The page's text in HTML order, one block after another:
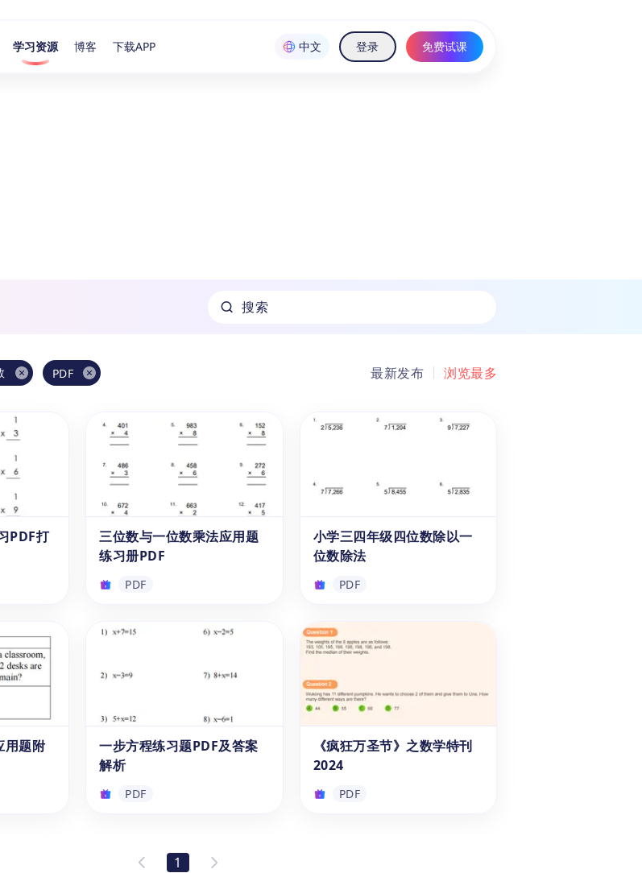
学习资源 博客 下载APP 中文 登录 免费试课
搜索
PDF 最新发布 浏览最多
PDF打
习题包
适合刚开
，便于学
果。该
在家练
法技
三位数与一位数乘法应用题
练习册PDF
PDF
三位数与一位数乘法应用题
点击即可免费下载PDF格式的乘
含多种类型的实际应用题，紧密
结合日常生活场景，旨在帮助学
生提高数学运算能力和实践技
能。
PDF
小学三四年级四位数除以一
位数除法
PDF
小学三四年级四位数除以一
位数除法
习册包含多道选择题和长除法练
习题，旨在提升学生处理较大数
时，学生也能巩固乘法技巧。练
习册提供了带答案的习题和不带
答案的练习题，帮助学生从多个
方面训练解题能力。快来免费下
PDF
用题附
一步方程练习题PDF及答案
解析
PDF
《疯狂万圣节》之数学特刊
2024
PDF
1